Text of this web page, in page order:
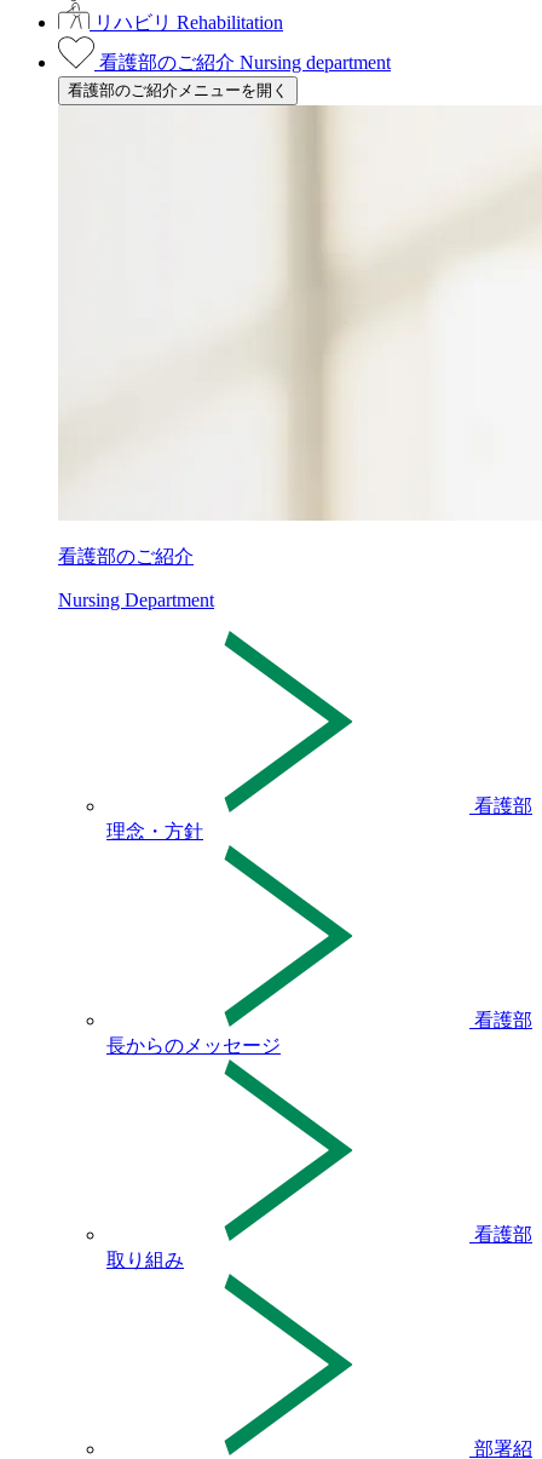
リハビリ Rehabilitation
看護部のご紹介 Nursing department
看護部のご紹介メニューを開く
看護部のご紹介
Nursing Department
看護部
理念・方針
看護部
長からのメッセージ
看護部
取り組み
部署紹